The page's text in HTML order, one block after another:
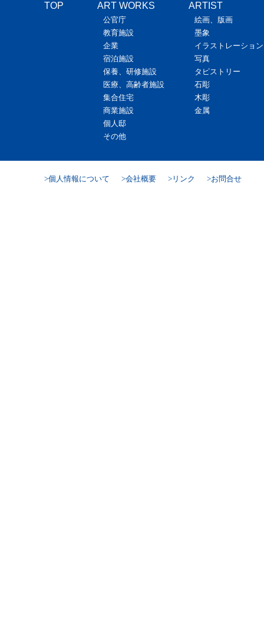
TOP ART WORKS
公官庁
教育施設
企業
宿泊施設
保養、研修施設
医療、高齢者施設
集合住宅
商業施設
個人邸
その他
ARTIST
絵画、版画
墨象
イラストレーション
写真
タピストリー
石彫
木彫
金属
個人情報について 会社概要 リンク お問合せ